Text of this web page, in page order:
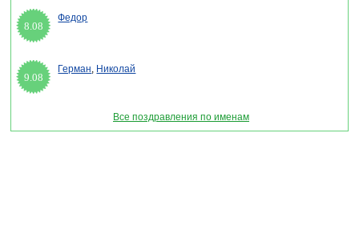
8.08
Федор
9.08
Герман, Николай
Все поздравления по именам